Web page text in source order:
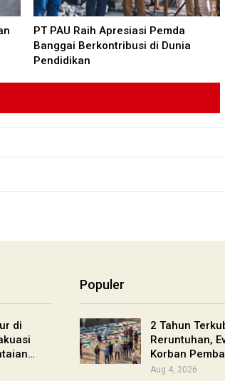
PT PAU Raih Apresiasi Pemda
Banggai Berkontribusi di Dunia
Pendidikan
di
Populer
2 Tahun
Reruntuhan,
Korban
Aug 4, 2026